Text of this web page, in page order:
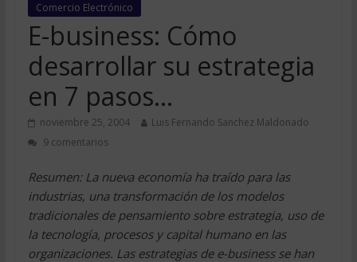
Comercio Electrónico
E-business: Cómo
desarrollar su estrategia
en 7 pasos…
noviembre 25, 2004
Luis Fernando Sanchez Maldonado
9 comentarios
Resumen: La nueva economía ha traído para las
industrias, una transformación de los modelos
tradicionales de pensamiento sobre estrategia, uso de
la tecnología, procesos y capital humano en las
organizaciones. Las estrategias de e-business se han